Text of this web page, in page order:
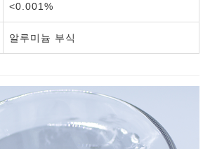
<0.001%
알루미늄 부식